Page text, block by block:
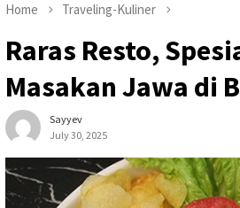
Home Traveling-Kuliner
Raras Resto,
Masakan Jawa di
Sayyev
July 30, 2025